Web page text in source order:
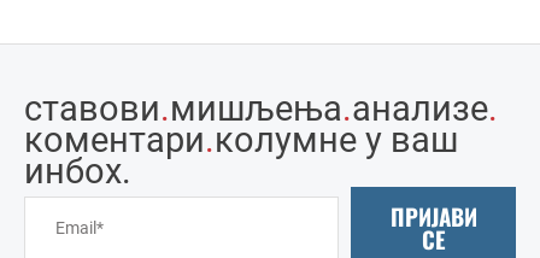
ставови.мишљења.анализе.
коментари.колумне у ваш
инбоx.
ПРИЈАВИ
СЕ